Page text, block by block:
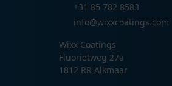
+31 85 782 8583
info@wixxcoatings.com
Wixx Coatings
Fluorietweg 27a
1812 RR Alkmaar